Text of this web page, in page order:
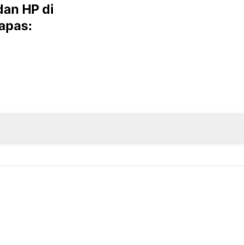
HP di